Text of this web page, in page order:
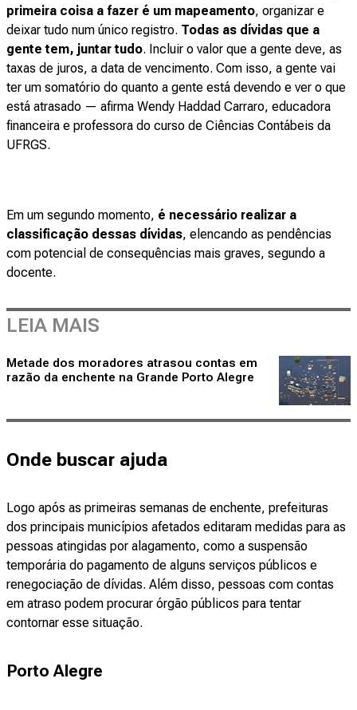
primeira coisa a fazer é um mapeamento, organizar e
deixar tudo num único registro. Todas as dívidas que a
gente tem, juntar tudo. Incluir o valor que a gente deve, as
taxas de juros, a data de vencimento. Com isso, a gente vai
ter um somatório do quanto a gente está devendo e ver o que
está atrasado — afirma Wendy Haddad Carraro, educadora
financeira e professora do curso de Ciências Contábeis da
UFRGS.
Em um segundo momento, é necessário realizar a
classificação dessas dívidas, elencando as pendências
com potencial de consequências mais graves, segundo a
docente.
LEIA MAIS
Metade dos moradores atrasou contas em
razão da enchente na Grande Porto Alegre
Onde buscar ajuda
Logo após as primeiras semanas de enchente, prefeituras
dos principais municípios afetados editaram medidas para as
pessoas atingidas por alagamento, como a suspensão
temporária do pagamento de alguns serviços públicos e
renegociação de dívidas. Além disso, pessoas com contas
em atraso podem procurar órgão públicos para tentar
contornar esse situação.
Porto Alegre